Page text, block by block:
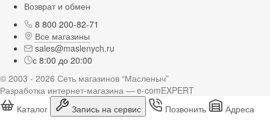
Возврат и обмен
8 800 200-82-71
Все магазины
sales@maslenych.ru
с 8:00 до 20:00
© 2003 - 2026 Сеть магазинов “Масленыч”
Разработка интернет-магазина — e-comEXPERT
Каталог
Запись на сервис Позвонить Адреса